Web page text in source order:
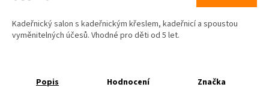
Kadeřnický salon s kadeřnickým křeslem, kadeřnicí a spoustou
vyměnitelných účesů. Vhodné pro děti od 5 let.
Popis Hodnocení Značka